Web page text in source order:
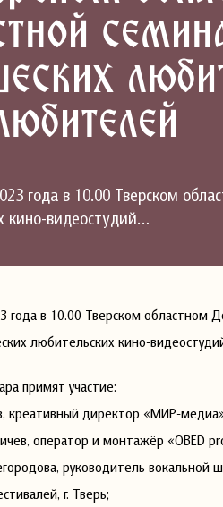
года в 10.00 Тверском
кино-видеостудий…
года в 10.00 Тверском областном
любительских кино-
примят участие:
директор «МИР-
оператор и монтажёр «OBED
руководитель вокальной
г. Тверь;